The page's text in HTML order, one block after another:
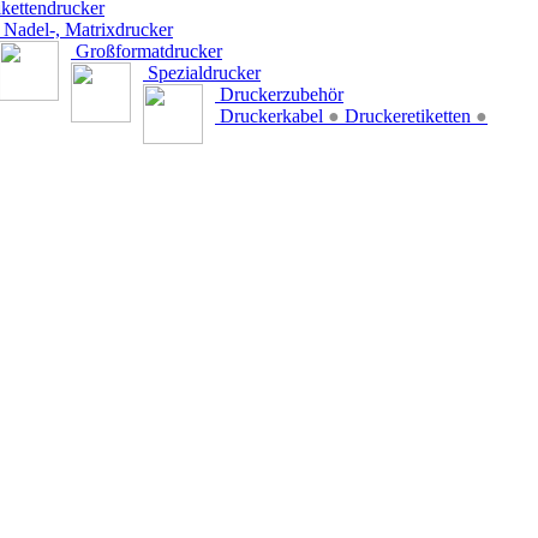
Nadel-, Matrixdrucker
Großformatdrucker
Spezialdrucker
Druckerzubehör
Druckerkabel ● Druckeretiketten ●